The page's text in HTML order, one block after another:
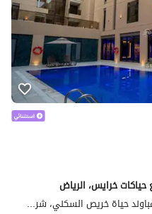
خرايس، الرياض
شارع أحمد بن الحسن الأنصاري، حي كومباوند حياة خريص السكني، شرق الرياض، الرياض